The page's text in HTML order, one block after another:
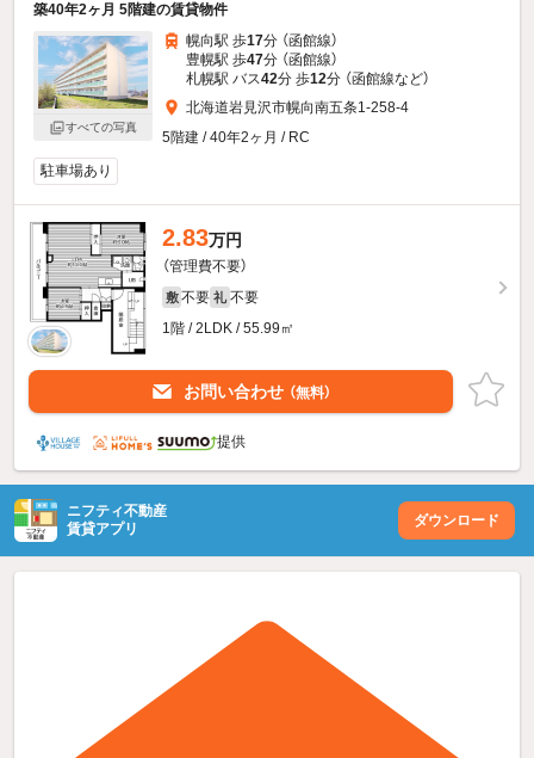
築40年2ヶ月 5階建の賃貸物件
すべての写真
幌向駅 歩17分 （函館線）
豊幌駅 歩47分 （函館線）
札幌駅 バス42分 歩12分 （函館線など）
北海道岩見沢市幌向南五条1-258-4
5階建 / 40年2ヶ月 / RC
駐車場あり
2.83万円
（管理費不要）
敷 不要 礼 不要
1階 / 2LDK / 55.99㎡
お問い合わせ （無料）
提供
ニフティ不動産
賃貸アプリ
ダウンロード